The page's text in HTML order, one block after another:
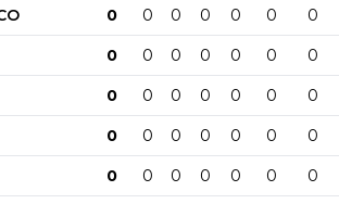
0 0 0 0 0 0 0
0 0 0 0 0 0 0
0 0 0 0 0 0 0
0 0 0 0 0 0 0
0 0 0 0 0 0 0